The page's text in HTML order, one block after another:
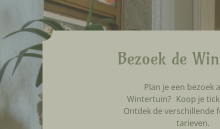
Bezoek de
Plan je een bezoek
Wintertuin? Koop je
Ontdek de verschillende
tarieven.